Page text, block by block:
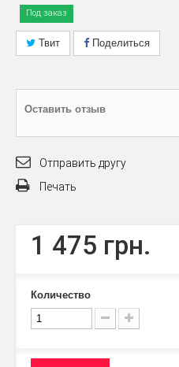
Под заказ
Твит Поделиться
Оставить отзыв
Отправить другу
Печать
1 475 грн.
Количество